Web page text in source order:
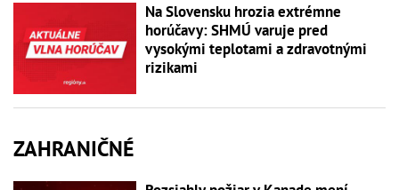
Na Slovensku hrozia extrémne
horúčavy: SHMÚ varuje pred
vysokými teplotami a zdravotnými
rizikami
ZAHRANIČNÉ